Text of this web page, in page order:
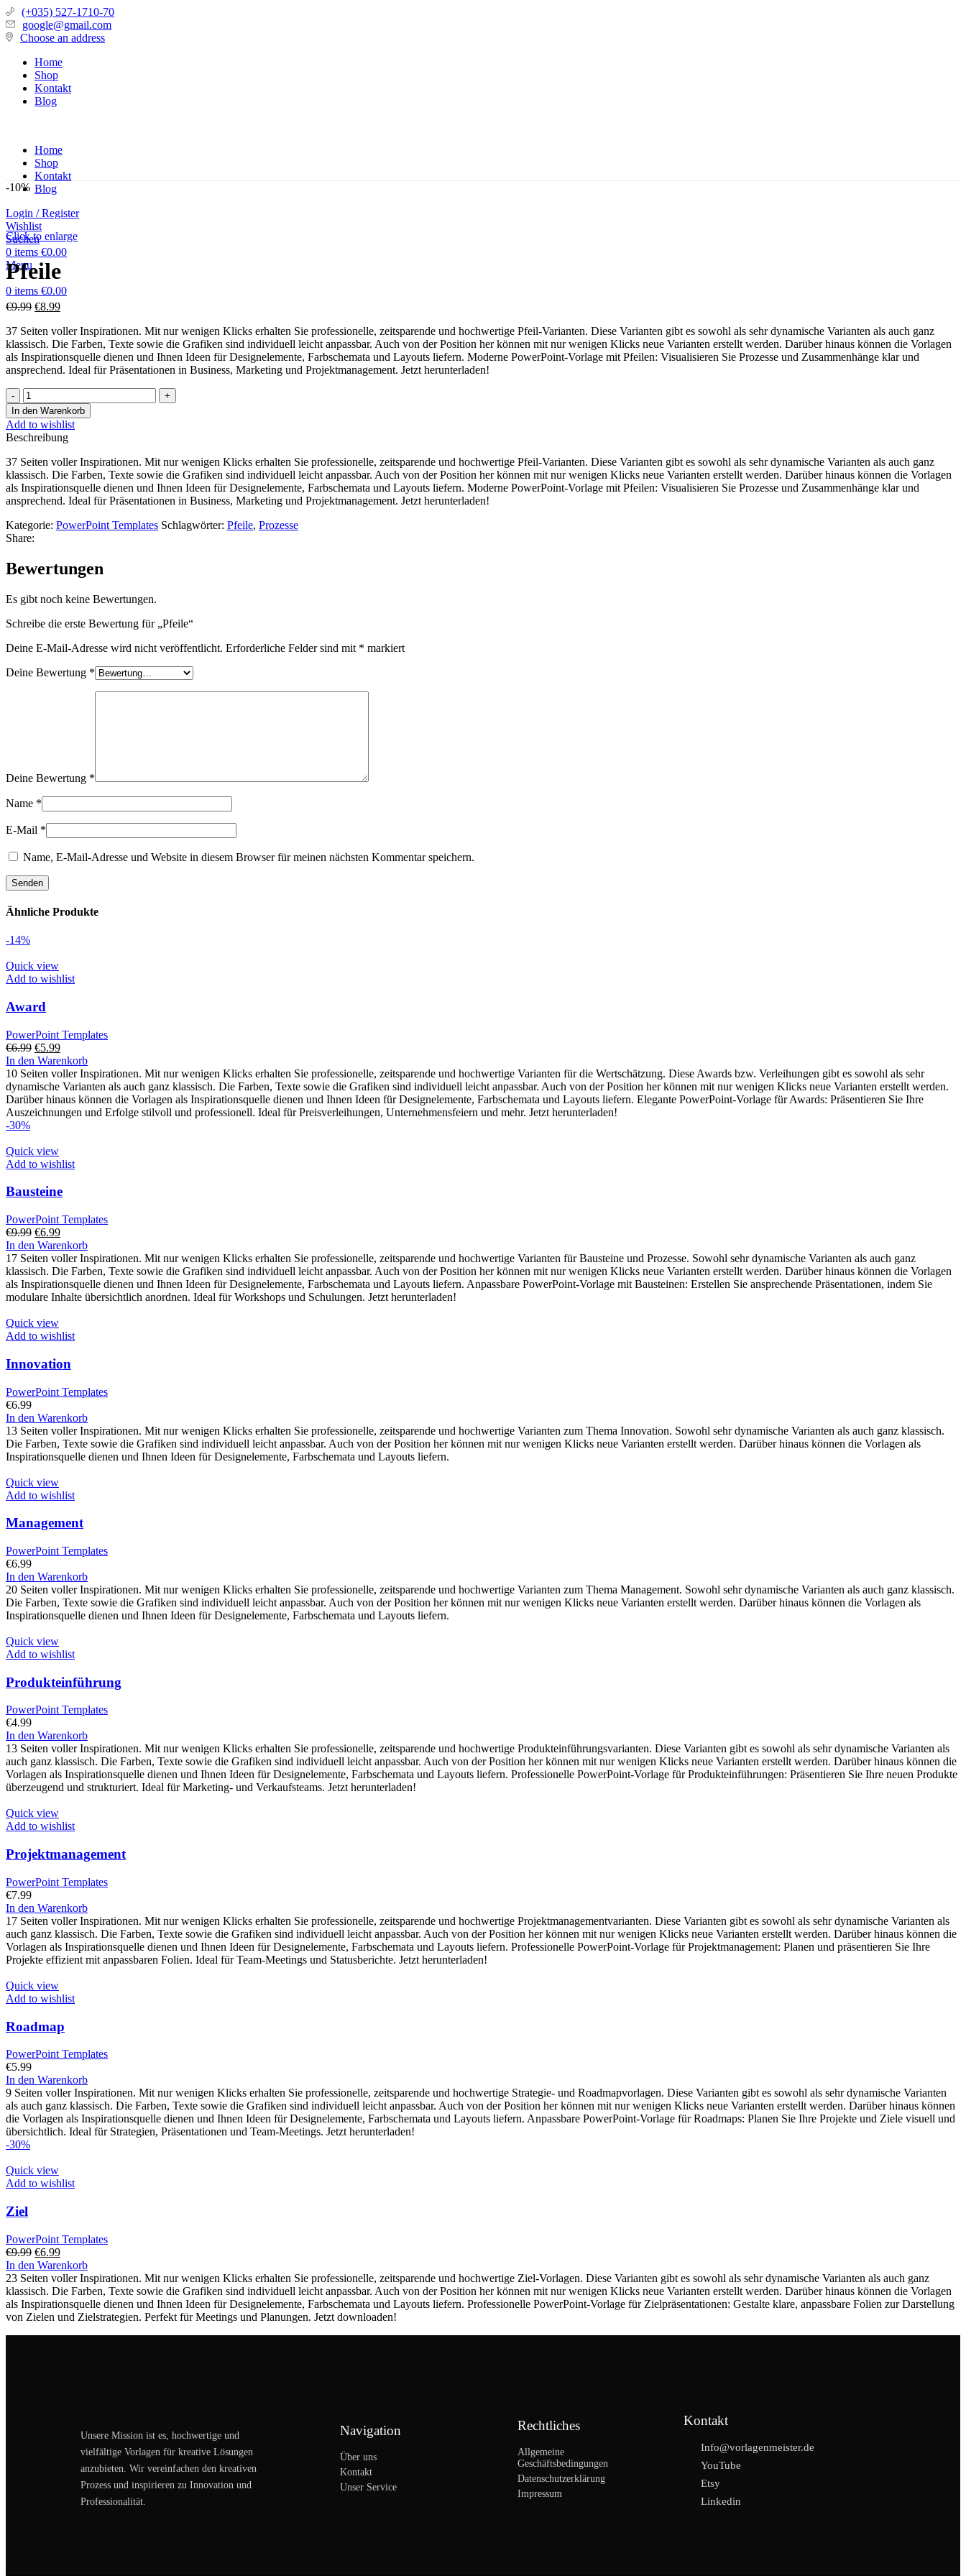
(+035) 527-1710-70
google@gmail.com
Choose an address
Home
Shop
Kontakt
Blog
Home
Shop
Kontakt
Blog
Login / Register
Wishlist
Suchen
0 items €0.00
Menu
0 items €0.00
-10%
Click to enlarge
Pfeile
€9.99 €8.99
37 Seiten voller Inspirationen. Mit nur wenigen Klicks erhalten Sie professionelle, zeitsparende und hochwertige Pfeil-Varianten. Diese Varianten gibt es sowohl als sehr dynamische Varianten als auch ganz
klassisch. Die Farben, Texte sowie die Grafiken sind individuell leicht anpassbar. Auch von der Position her können mit nur wenigen Klicks neue Varianten erstellt werden. Darüber hinaus können die Vorlagen
als Inspirationsquelle dienen und Ihnen Ideen für Designelemente, Farbschemata und Layouts liefern. Moderne PowerPoint-Vorlage mit Pfeilen: Visualisieren Sie Prozesse und Zusammenhänge klar und
ansprechend. Ideal für Präsentationen in Business, Marketing und Projektmanagement. Jetzt herunterladen!
In den Warenkorb
Add to wishlist
Beschreibung
37 Seiten voller Inspirationen. Mit nur wenigen Klicks erhalten Sie professionelle, zeitsparende und hochwertige Pfeil-Varianten. Diese Varianten gibt es sowohl als sehr dynamische Varianten als auch ganz
klassisch. Die Farben, Texte sowie die Grafiken sind individuell leicht anpassbar. Auch von der Position her können mit nur wenigen Klicks neue Varianten erstellt werden. Darüber hinaus können die Vorlagen
als Inspirationsquelle dienen und Ihnen Ideen für Designelemente, Farbschemata und Layouts liefern. Moderne PowerPoint-Vorlage mit Pfeilen: Visualisieren Sie Prozesse und Zusammenhänge klar und
ansprechend. Ideal für Präsentationen in Business, Marketing und Projektmanagement. Jetzt herunterladen!
Kategorie: PowerPoint Templates Schlagwörter: Pfeile, Prozesse
Share:
Bewertungen
Es gibt noch keine Bewertungen.
Schreibe die erste Bewertung für „Pfeile“
Deine E-Mail-Adresse wird nicht veröffentlicht. Erforderliche Felder sind mit * markiert
Deine Bewertung *
Deine Bewertung *
Name *
E-Mail *
Name, E-Mail-Adresse und Website in diesem Browser für meinen nächsten Kommentar speichern.
Ähnliche Produkte
-14%
Quick view
Add to wishlist
Award
PowerPoint Templates
€6.99 €5.99
In den Warenkorb
10 Seiten voller Inspirationen. Mit nur wenigen Klicks erhalten Sie professionelle, zeitsparende und hochwertige Varianten für die Wertschätzung. Diese Awards bzw. Verleihungen gibt es sowohl als sehr
dynamische Varianten als auch ganz klassisch. Die Farben, Texte sowie die Grafiken sind individuell leicht anpassbar. Auch von der Position her können mit nur wenigen Klicks neue Varianten erstellt werden.
Darüber hinaus können die Vorlagen als Inspirationsquelle dienen und Ihnen Ideen für Designelemente, Farbschemata und Layouts liefern. Elegante PowerPoint-Vorlage für Awards: Präsentieren Sie Ihre
Auszeichnungen und Erfolge stilvoll und professionell. Ideal für Preisverleihungen, Unternehmensfeiern und mehr. Jetzt herunterladen!
-30%
Quick view
Add to wishlist
Bausteine
PowerPoint Templates
€9.99 €6.99
In den Warenkorb
17 Seiten voller Inspirationen. Mit nur wenigen Klicks erhalten Sie professionelle, zeitsparende und hochwertige Varianten für Bausteine und Prozesse. Sowohl sehr dynamische Varianten als auch ganz
klassisch. Die Farben, Texte sowie die Grafiken sind individuell leicht anpassbar. Auch von der Position her können mit nur wenigen Klicks neue Varianten erstellt werden. Darüber hinaus können die Vorlagen
als Inspirationsquelle dienen und Ihnen Ideen für Designelemente, Farbschemata und Layouts liefern. Anpassbare PowerPoint-Vorlage mit Bausteinen: Erstellen Sie ansprechende Präsentationen, indem Sie
modulare Inhalte übersichtlich anordnen. Ideal für Workshops und Schulungen. Jetzt herunterladen!
Quick view
Add to wishlist
Innovation
PowerPoint Templates
€6.99
In den Warenkorb
13 Seiten voller Inspirationen. Mit nur wenigen Klicks erhalten Sie professionelle, zeitsparende und hochwertige Varianten zum Thema Innovation. Sowohl sehr dynamische Varianten als auch ganz klassisch.
Die Farben, Texte sowie die Grafiken sind individuell leicht anpassbar. Auch von der Position her können mit nur wenigen Klicks neue Varianten erstellt werden. Darüber hinaus können die Vorlagen als
Inspirationsquelle dienen und Ihnen Ideen für Designelemente, Farbschemata und Layouts liefern.
Quick view
Add to wishlist
Management
PowerPoint Templates
€6.99
In den Warenkorb
20 Seiten voller Inspirationen. Mit nur wenigen Klicks erhalten Sie professionelle, zeitsparende und hochwertige Varianten zum Thema Management. Sowohl sehr dynamische Varianten als auch ganz klassisch.
Die Farben, Texte sowie die Grafiken sind individuell leicht anpassbar. Auch von der Position her können mit nur wenigen Klicks neue Varianten erstellt werden. Darüber hinaus können die Vorlagen als
Inspirationsquelle dienen und Ihnen Ideen für Designelemente, Farbschemata und Layouts liefern.
Quick view
Add to wishlist
Produkteinführung
PowerPoint Templates
€4.99
In den Warenkorb
13 Seiten voller Inspirationen. Mit nur wenigen Klicks erhalten Sie professionelle, zeitsparende und hochwertige Produkteinführungsvarianten. Diese Varianten gibt es sowohl als sehr dynamische Varianten als
auch ganz klassisch. Die Farben, Texte sowie die Grafiken sind individuell leicht anpassbar. Auch von der Position her können mit nur wenigen Klicks neue Varianten erstellt werden. Darüber hinaus können die
Vorlagen als Inspirationsquelle dienen und Ihnen Ideen für Designelemente, Farbschemata und Layouts liefern. Professionelle PowerPoint-Vorlage für Produkteinführungen: Präsentieren Sie Ihre neuen Produkte
überzeugend und strukturiert. Ideal für Marketing- und Verkaufsteams. Jetzt herunterladen!
Quick view
Add to wishlist
Projektmanagement
PowerPoint Templates
€7.99
In den Warenkorb
17 Seiten voller Inspirationen. Mit nur wenigen Klicks erhalten Sie professionelle, zeitsparende und hochwertige Projektmanagementvarianten. Diese Varianten gibt es sowohl als sehr dynamische Varianten als
auch ganz klassisch. Die Farben, Texte sowie die Grafiken sind individuell leicht anpassbar. Auch von der Position her können mit nur wenigen Klicks neue Varianten erstellt werden. Darüber hinaus können die
Vorlagen als Inspirationsquelle dienen und Ihnen Ideen für Designelemente, Farbschemata und Layouts liefern. Professionelle PowerPoint-Vorlage für Projektmanagement: Planen und präsentieren Sie Ihre
Projekte effizient mit anpassbaren Folien. Ideal für Team-Meetings und Statusberichte. Jetzt herunterladen!
Quick view
Add to wishlist
Roadmap
PowerPoint Templates
€5.99
In den Warenkorb
9 Seiten voller Inspirationen. Mit nur wenigen Klicks erhalten Sie professionelle, zeitsparende und hochwertige Strategie- und Roadmapvorlagen. Diese Varianten gibt es sowohl als sehr dynamische Varianten
als auch ganz klassisch. Die Farben, Texte sowie die Grafiken sind individuell leicht anpassbar. Auch von der Position her können mit nur wenigen Klicks neue Varianten erstellt werden. Darüber hinaus können
die Vorlagen als Inspirationsquelle dienen und Ihnen Ideen für Designelemente, Farbschemata und Layouts liefern. Anpassbare PowerPoint-Vorlage für Roadmaps: Planen Sie Ihre Projekte und Ziele visuell und
übersichtlich. Ideal für Strategien, Präsentationen und Team-Meetings. Jetzt herunterladen!
-30%
Quick view
Add to wishlist
Ziel
PowerPoint Templates
€9.99 €6.99
In den Warenkorb
23 Seiten voller Inspirationen. Mit nur wenigen Klicks erhalten Sie professionelle, zeitsparende und hochwertige Ziel-Vorlagen. Diese Varianten gibt es sowohl als sehr dynamische Varianten als auch ganz
klassisch. Die Farben, Texte sowie die Grafiken sind individuell leicht anpassbar. Auch von der Position her können mit nur wenigen Klicks neue Varianten erstellt werden. Darüber hinaus können die Vorlagen
als Inspirationsquelle dienen und Ihnen Ideen für Designelemente, Farbschemata und Layouts liefern. Professionelle PowerPoint-Vorlage für Zielpräsentationen: Gestalte klare, anpassbare Folien zur Darstellung
von Zielen und Zielstrategien. Perfekt für Meetings und Planungen. Jetzt downloaden!
Unsere Mission ist es, hochwertige und
vielfältige Vorlagen für kreative Lösungen
anzubieten. Wir vereinfachen den kreativen
Prozess und inspirieren zu Innovation und
Professionalität.
Navigation
Über uns
Kontakt
Unser Service
Rechtliches
Allgemeine
Geschäftsbedingungen
Datenschutzerklärung
Impressum
Kontakt
Info@vorlagenmeister.de
YouTube
Etsy
Linkedin